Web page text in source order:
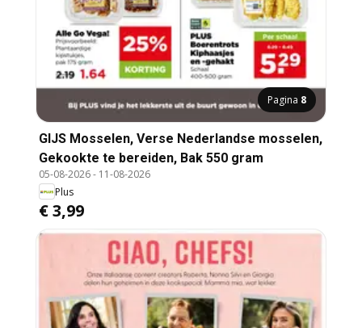
Pagina 8
GIJS Mosselen, Verse Nederlandse mosselen,
Gekookte te bereiden, Bak 550 gram
05-08-2026- 11-08-2026
Plus
€ 3,99